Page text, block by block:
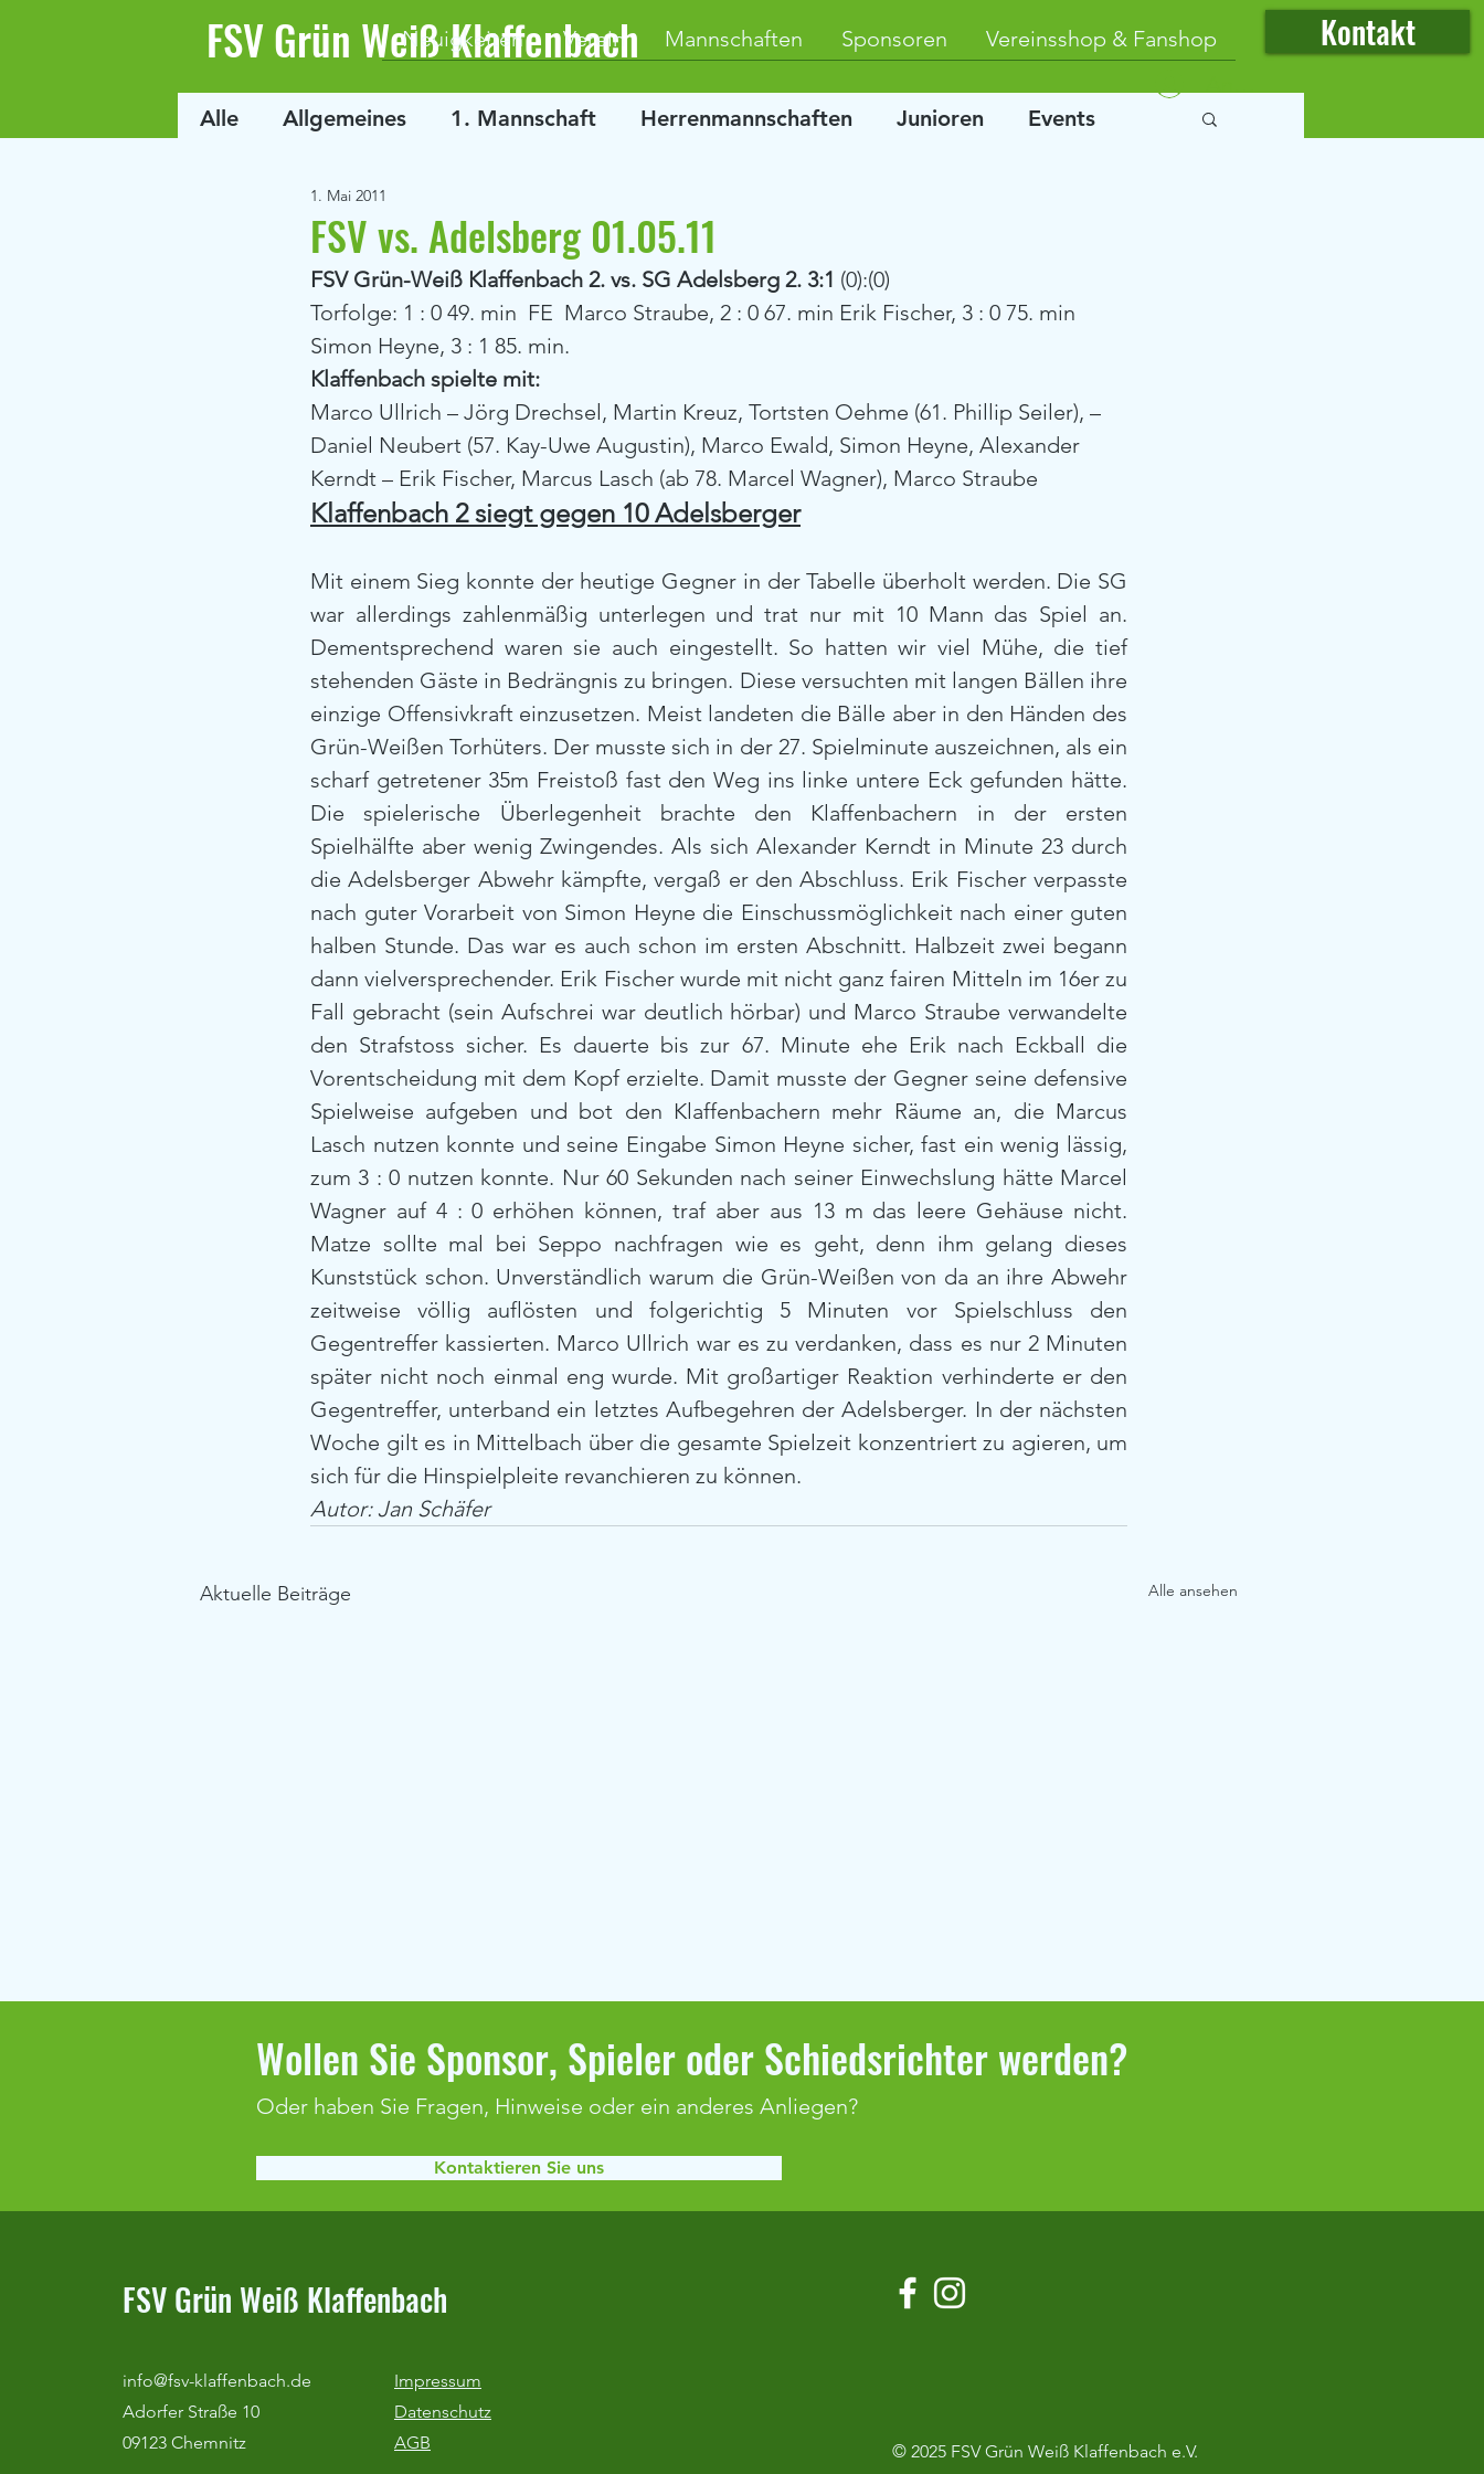
FSV Grün Weiß Klaffenbach
Neuigkeiten Verein Mannschaften Sponsoren Vereinsshop & Fanshop Kontakt
Alle
Allgemeines 1. Mannschaft Herrenmannschaften Junioren Events
FSV vs. Adelsberg 01.05.11
1. Mai 2011
FSV Grün-Weiß Klaffenbach 2. vs. SG Adelsberg 2. 3:1 (0):(0)
Torfolge: 1 : 0 49. min  FE  Marco Straube, 2 : 0 67. min Erik Fischer, 3 : 0 75. min
Simon Heyne, 3 : 1 85. min.
Klaffenbach spielte mit:
Marco Ullrich – Jörg Drechsel, Martin Kreuz, Tortsten Oehme (61. Phillip Seiler), –
Daniel Neubert (57. Kay-Uwe Augustin), Marco Ewald, Simon Heyne, Alexander
Kerndt – Erik Fischer, Marcus Lasch (ab 78. Marcel Wagner), Marco Straube
Klaffenbach 2 siegt gegen 10 Adelsberger
Mit einem Sieg konnte der heutige Gegner in der Tabelle überholt werden. Die SG
war allerdings zahlenmäßig unterlegen und trat nur mit 10 Mann das Spiel an.
Dementsprechend waren sie auch eingestellt. So hatten wir viel Mühe, die tief
stehenden Gäste in Bedrängnis zu bringen. Diese versuchten mit langen Bällen ihre
einzige Offensivkraft einzusetzen. Meist landeten die Bälle aber in den Händen des
Grün-Weißen Torhüters. Der musste sich in der 27. Spielminute auszeichnen, als ein
scharf getretener 35m Freistoß fast den Weg ins linke untere Eck gefunden hätte.
Die spielerische Überlegenheit brachte den Klaffenbachern in der ersten
Spielhälfte aber wenig Zwingendes. Als sich Alexander Kerndt in Minute 23 durch
die Adelsberger Abwehr kämpfte, vergaß er den Abschluss. Erik Fischer verpasste
nach guter Vorarbeit von Simon Heyne die Einschussmöglichkeit nach einer guten
halben Stunde. Das war es auch schon im ersten Abschnitt. Halbzeit zwei begann
dann vielversprechender. Erik Fischer wurde mit nicht ganz fairen Mitteln im 16er zu
Fall gebracht (sein Aufschrei war deutlich hörbar) und Marco Straube verwandelte
den Strafstoss sicher. Es dauerte bis zur 67. Minute ehe Erik nach Eckball die
Vorentscheidung mit dem Kopf erzielte. Damit musste der Gegner seine defensive
Spielweise aufgeben und bot den Klaffenbachern mehr Räume an, die Marcus
Lasch nutzen konnte und seine Eingabe Simon Heyne sicher, fast ein wenig lässig,
zum 3 : 0 nutzen konnte. Nur 60 Sekunden nach seiner Einwechslung hätte Marcel
Wagner auf 4 : 0 erhöhen können, traf aber aus 13 m das leere Gehäuse nicht.
Matze sollte mal bei Seppo nachfragen wie es geht, denn ihm gelang dieses
Kunststück schon. Unverständlich warum die Grün-Weißen von da an ihre Abwehr
zeitweise völlig auflösten und folgerichtig 5 Minuten vor Spielschluss den
Gegentreffer kassierten. Marco Ullrich war es zu verdanken, dass es nur 2 Minuten
später nicht noch einmal eng wurde. Mit großartiger Reaktion verhinderte er den
Gegentreffer, unterband ein letztes Aufbegehren der Adelsberger. In der nächsten
Woche gilt es in Mittelbach über die gesamte Spielzeit konzentriert zu agieren, um
sich für die Hinspielpleite revanchieren zu können.
Autor: Jan Schäfer
Aktuelle Beiträge Alle ansehen
Real Madrid Fußballcamp 2026 Duralin-Cup & Optimum Cup 2026
Wollen Sie Sponsor, Spieler oder Schiedsrichter werden?
Oder haben Sie Fragen, Hinweise oder ein anderes Anliegen?
Kontaktieren Sie uns
FSV Grün Weiß Klaffenbach
info@fsv-klaffenbach.de
Adorfer Straße 10
09123 Chemnitz
Impressum
Datenschutz
AGB
© 2025 FSV Grün Weiß Klaffenbach e.V.